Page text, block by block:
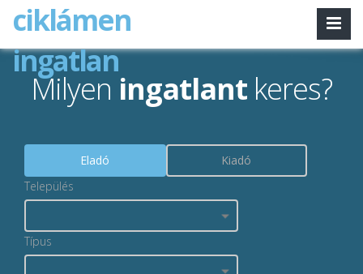
ciklámen
ingatlan
Milyen ingatlant keres?
Eladó
Kiadó
Település
Típus